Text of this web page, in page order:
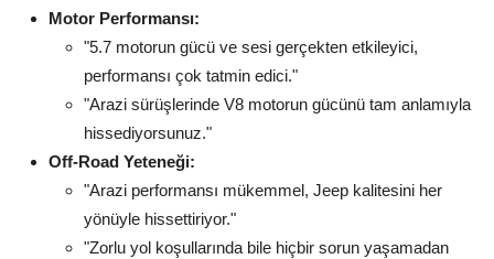
Motor Performansı:
"5.7 motorun gücü ve sesi gerçekten etkileyici,
performansı çok tatmin edici."
"Arazi sürüşlerinde V8 motorun gücünü tam anlamıyla
hissediyorsunuz."
Off-Road Yeteneği:
"Arazi performansı mükemmel, Jeep kalitesini her
yönüyle hissettiriyor."
"Zorlu yol koşullarında bile hiçbir sorun yaşamadan